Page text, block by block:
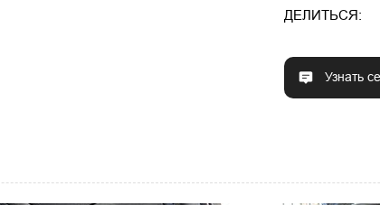
ДЕЛИТЬСЯ:
Узнать